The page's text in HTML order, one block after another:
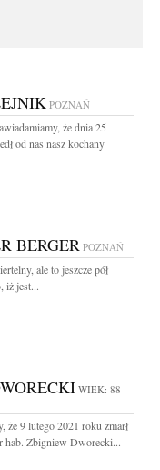
POZNAŃ
że dnia 25
od nas nasz kochany
BERGER POZNAŃ
ale to jeszcze pół
iż jest...
WIEK: 88
że 9 lutego 2021 roku zmarł
hab. Zbigniew Dworecki...